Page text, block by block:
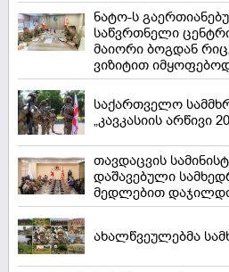
ნატო-ს
საწვრთნელი
მაიორი ბოგდან
ვიზიტით
საქართველო
„კავკასიის არწივი
თავდაცვის
დაშავებული
მედლებით
ახალწვეულებმა